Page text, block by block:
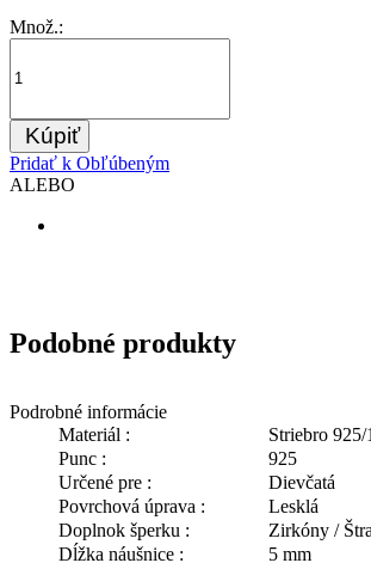
Množ.:
Kúpiť
Pridať k Obľúbeným
ALEBO
Podrobné informácie
Materiál :
Striebro 925/
Punc :
925
Určené pre :
Dievčatá
Povrchová úprava :
Lesklá
Doplnok šperku :
Zirkóny /
Dĺžka náušnice :
5 mm
Podobné produkty